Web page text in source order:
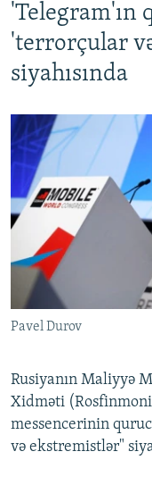
'Telegram'ın
'terrorçular
siyahısında
Pavel Durov
Rusiyanın Maliyyə
Xidməti
messencerinin
və ekstremistlər"